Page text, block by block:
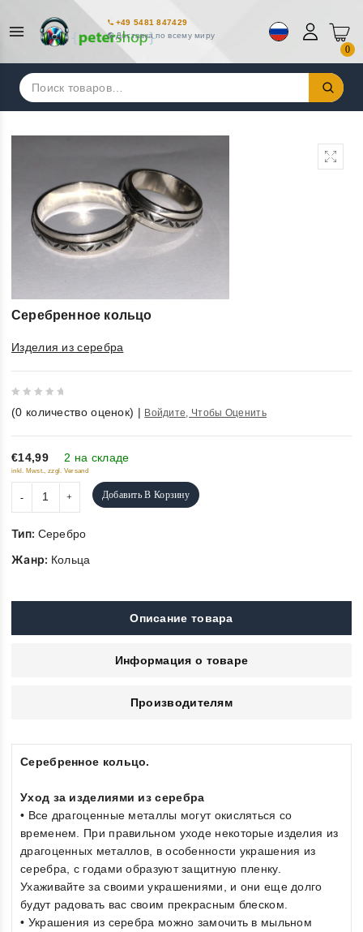
+49 5481 847429
Доставка по всему миру
0
Искать:
Серебренное кольцо
Изделия из серебра
out
of
5
(0 количество оценок) | Войдите, Чтобы Оценить
€14,99 2 на складе
inkl. Mwst., zzgl. Versand
Добавить В Корзину
Тип: Серебро
Жанр: Кольца
Описание товара
Информация о товаре
Производителям
Серебренное кольцо.
Уход за изделиями из серебра
• Все драгоценные металлы могут окисляться со
временем. При правильном уходе некоторые изделия из
драгоценных металлов, в особенности украшения из
серебра, с годами образуют защитную пленку.
Ухаживайте за своими украшениями, и они еще долго
будут радовать вас своим прекрасным блеском.
• Украшения из серебра можно замочить в мыльном